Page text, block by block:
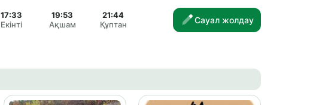
17:33
Екінті
19:53
Ақшам
21:44
Құптан
Сауал жолдау